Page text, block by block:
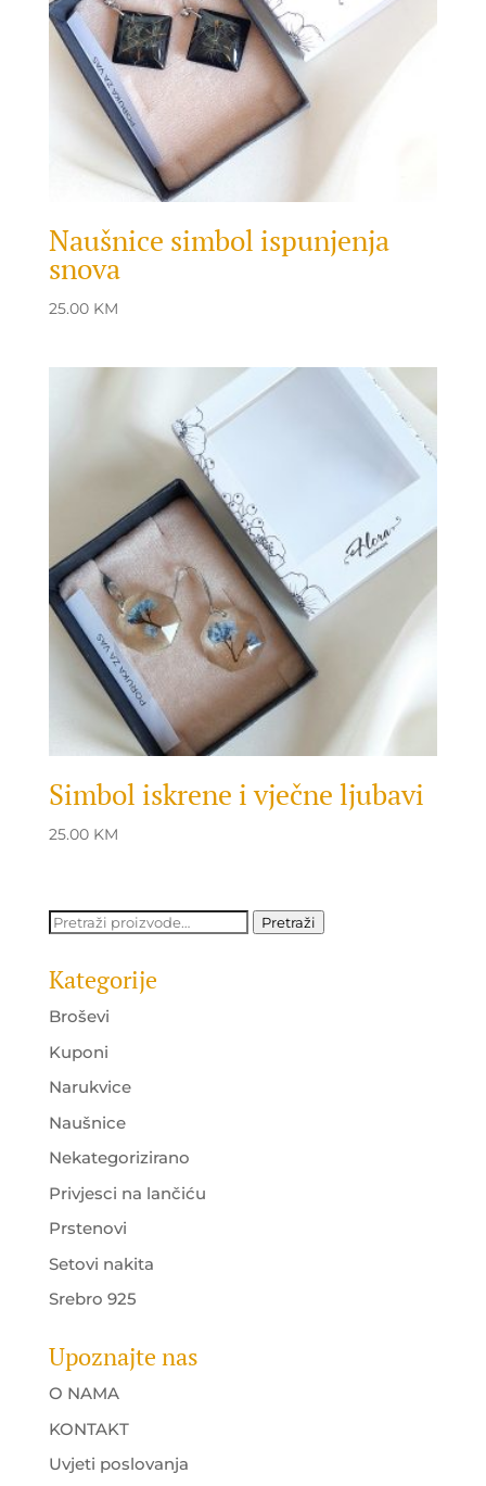
Naušnice simbol ispunjenja
snova
25.00 KM
Simbol iskrene i vječne ljubavi
25.00 KM
Pretraži: Pretraži
Kategorije
Broševi
Kuponi
Narukvice
Naušnice
Nekategorizirano
Privjesci na lančiću
Prstenovi
Setovi nakita
Srebro 925
Upoznajte nas
O NAMA
KONTAKT
Uvjeti poslovanja